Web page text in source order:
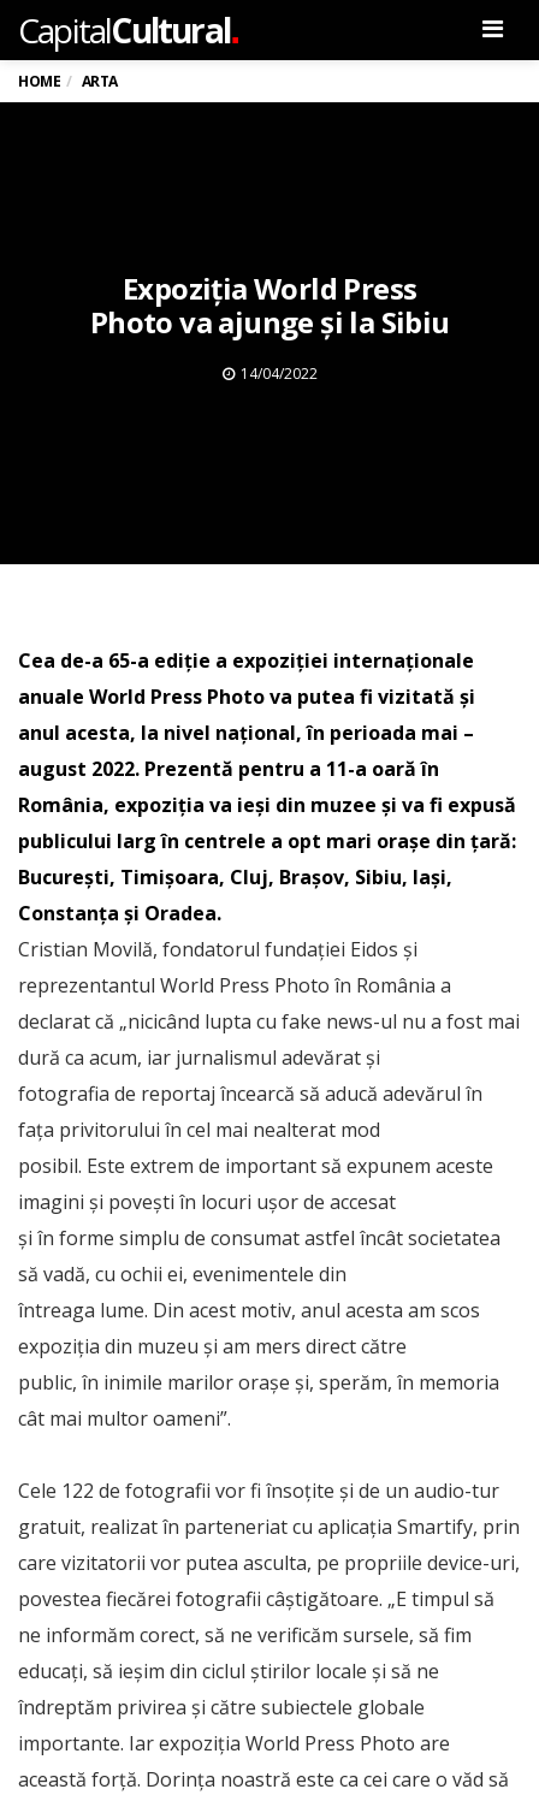
CapitalCultural.
HOME ARTA
Expoziția World Press
Photo va ajunge și la Sibiu
14/04/2022
Cea de-a 65-a ediție a expoziției internaționale
anuale World Press Photo va putea fi vizitată și
anul acesta, la nivel național, în perioada mai –
august 2022. Prezentă pentru a 11-a oară în
România, expoziția va ieși din muzee și va fi expusă
publicului larg în centrele a opt mari orașe din țară:
București, Timișoara, Cluj, Brașov, Sibiu, Iași,
Constanța și Oradea.
Cristian Movilă, fondatorul fundației Eidos și
reprezentantul World Press Photo în România a
declarat că „nicicând lupta cu fake news-ul nu a fost mai
dură ca acum, iar jurnalismul adevărat și
fotografia de reportaj încearcă să aducă adevărul în
fața privitorului în cel mai nealterat mod
posibil. Este extrem de important să expunem aceste
imagini și povești în locuri ușor de accesat
și în forme simplu de consumat astfel încât societatea
să vadă, cu ochii ei, evenimentele din
întreaga lume. Din acest motiv, anul acesta am scos
expoziția din muzeu și am mers direct către
public, în inimile marilor orașe și, sperăm, în memoria
cât mai multor oameni”.
Cele 122 de fotografii vor fi însoțite și de un audio-tur
gratuit, realizat în parteneriat cu aplicația Smartify, prin
care vizitatorii vor putea asculta, pe propriile device-uri,
povestea fiecărei fotografii câștigătoare. „E timpul să
ne informăm corect, să ne verificăm sursele, să fim
educați, să ieșim din ciclul știrilor locale și să ne
îndreptăm privirea și către subiectele globale
importante. Iar expoziția World Press Photo are
această forță. Dorința noastră este ca cei care o văd să